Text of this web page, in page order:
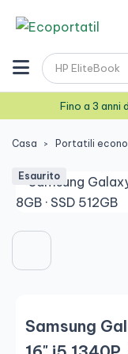
Fino a 3 anni
Casa Portatili
Esaurito
Samsung